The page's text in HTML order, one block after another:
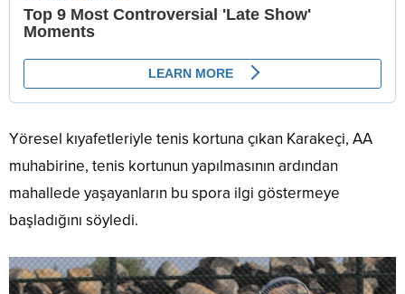
Yöresel kıyafetleriyle tenis kortuna çıkan Karakeçi, AA
muhabirine, tenis kortunun yapılmasının ardından
mahallede yaşayanların bu spora ilgi göstermeye
başladığını söyledi.